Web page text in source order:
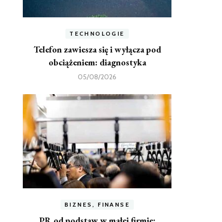
TECHNOLOGIE
Telefon zawiesza się i wyłącza pod
obciążeniem: diagnostyka
05/08/2026
BIZNES, FINANSE